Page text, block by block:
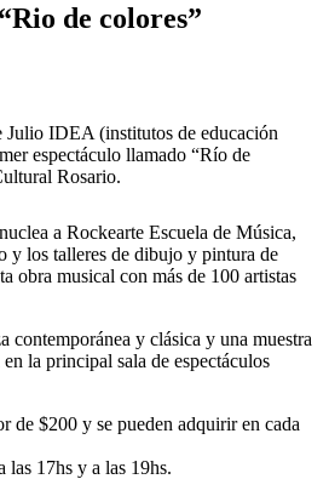
de colores”
Julio IDEA (institutos de educación
espectáculo llamado “Río de
Rosario.
a Rockearte Escuela de Música,
y los talleres de dibujo y pintura de
obra musical con más de 100 artistas
contemporánea y clásica y una muestra
la principal sala de espectáculos
de $200 y se pueden adquirir en cada
las 17hs y a las 19hs.